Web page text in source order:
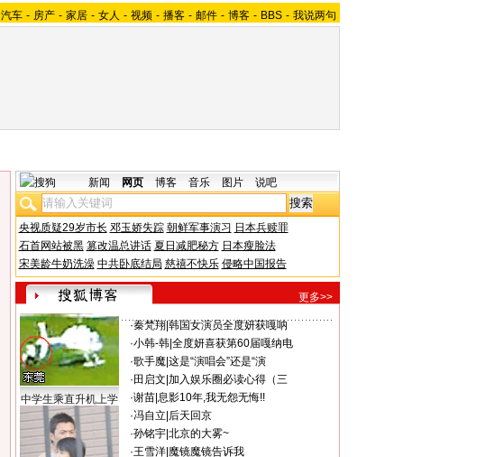
汽车 - 房产 - 家居 - 女人 - 视频 - 播客 - 邮件 - 博客 - BBS - 我说两句
新闻 网页 博客 音乐 图片 说吧
央视质疑29岁市长 邓玉娇失踪 朝鲜军事演习 日本兵赎罪
石首网站被黑 篡改温总讲话 夏日减肥秘方 日本瘦脸法
宋美龄牛奶洗澡 中共卧底结局 慈禧不快乐 侵略中国报告
更多>>
中学生乘直升机上学
·秦梵翔 韩国女演员全度妍获嘎呐
·小韩-韩| 全度妍喜获第60届嘎纳电
·歌手魔| 这是“演唱会”还是“演
· 田启文 加入娱乐圈必读心得（三
·谢苗| 息影10年,我无怨无悔!!
·冯自立 后天回京
·孙铭宇| 北京的大雾~
·王雪洋| 魔镜魔镜告诉我